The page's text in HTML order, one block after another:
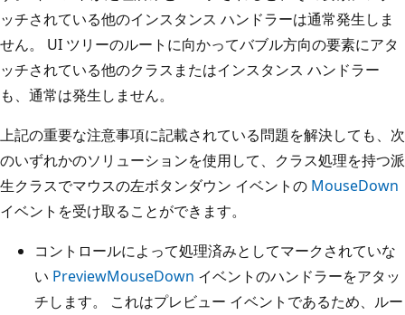
ッチされている他のインスタンス ハンドラーは通常発生しま
せん。 UI ツリーのルートに向かってバブル方向の要素にアタ
ッチされている他のクラスまたはインスタンス ハンドラー
も、通常は発生しません。
上記の重要な注意事項に記載されている問題を解決しても、次
のいずれかのソリューションを使用して、クラス処理を持つ派
生クラスでマウスの左ボタンダウン イベントの MouseDown
イベントを受け取ることができます。
コントロールによって処理済みとしてマークされていな
い PreviewMouseDown イベントのハンドラーをアタッ
チします。 これはプレビュー イベントであるため、ルー